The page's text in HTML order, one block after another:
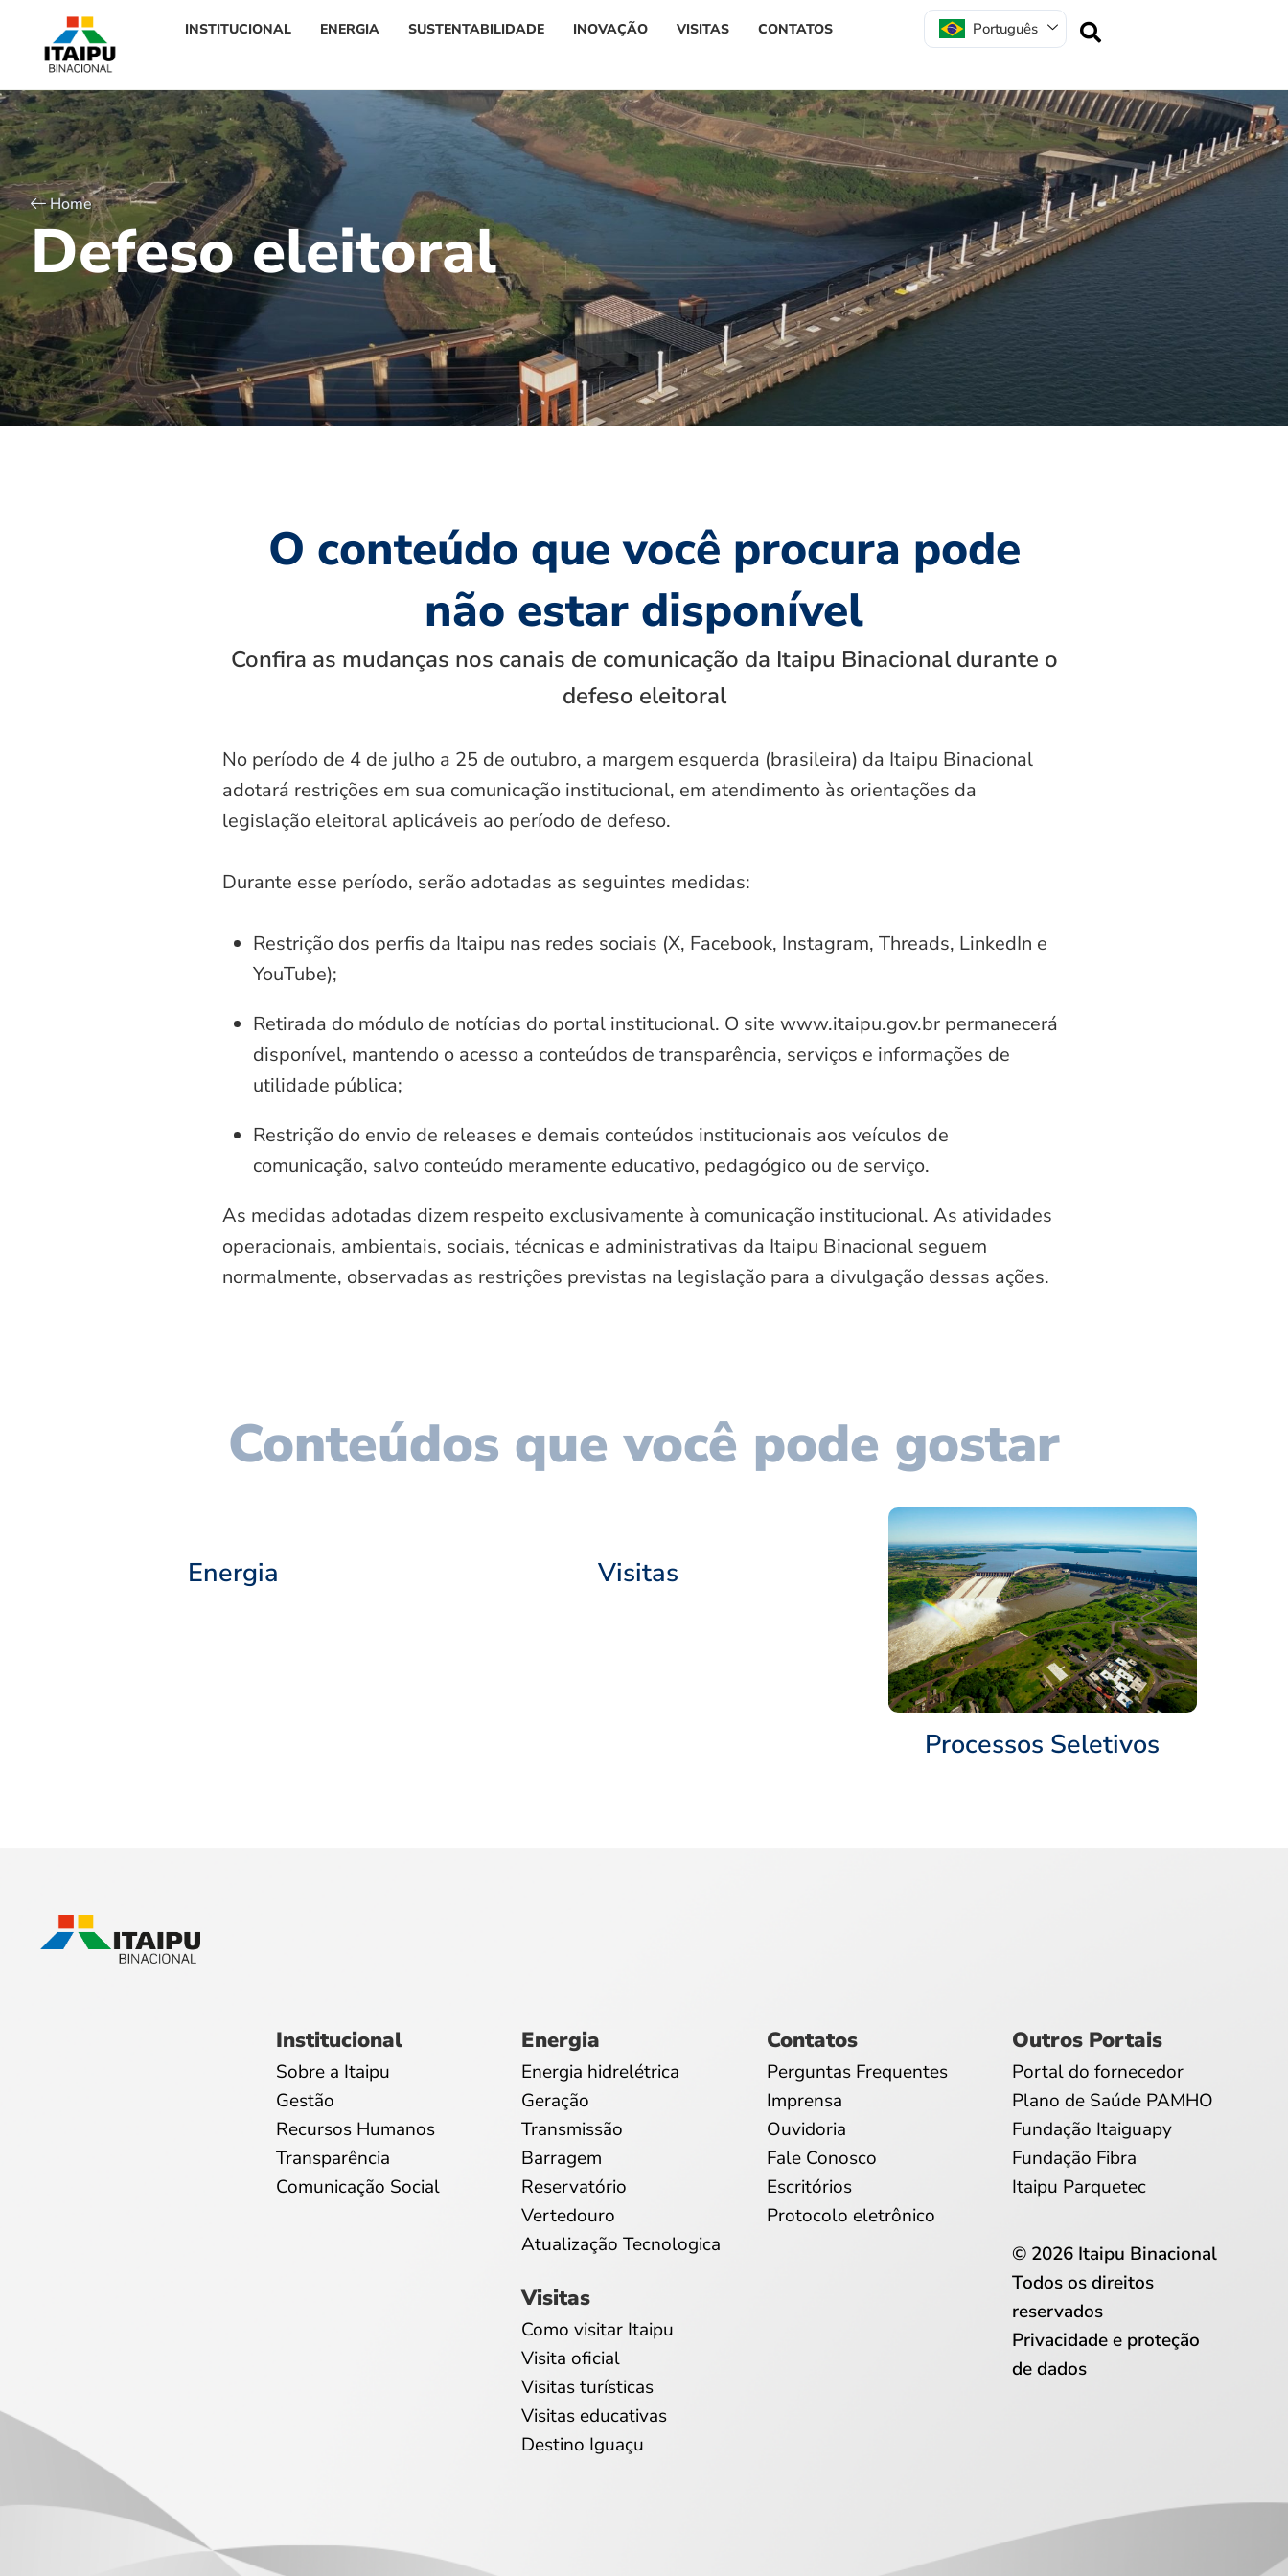
INSTITUCIONAL ENERGIA SUSTENTABILIDADE INOVAÇÃO VISITAS CONTATOS Português
Home
Defeso eleitoral
O conteúdo que você procura pode
não estar disponível
Confira as mudanças nos canais de comunicação da Itaipu Binacional durante o
defeso eleitoral
No período de 4 de julho a 25 de outubro, a margem esquerda (brasileira) da Itaipu Binacional
adotará restrições em sua comunicação institucional, em atendimento às orientações da
legislação eleitoral aplicáveis ao período de defeso.
Durante esse período, serão adotadas as seguintes medidas:
Restrição dos perfis da Itaipu nas redes sociais (X, Facebook, Instagram, Threads, LinkedIn e
YouTube);
Retirada do módulo de notícias do portal institucional. O site www.itaipu.gov.br permanecerá
disponível, mantendo o acesso a conteúdos de transparência, serviços e informações de
utilidade pública;
Restrição do envio de releases e demais conteúdos institucionais aos veículos de
comunicação, salvo conteúdo meramente educativo, pedagógico ou de serviço.
As medidas adotadas dizem respeito exclusivamente à comunicação institucional. As atividades
operacionais, ambientais, sociais, técnicas e administrativas da Itaipu Binacional seguem
normalmente, observadas as restrições previstas na legislação para a divulgação dessas ações.
Conteúdos que você pode gostar
Energia Visitas
Processos Seletivos
Institucional
Sobre a Itaipu
Gestão
Recursos Humanos
Transparência
Comunicação Social
Energia
Energia hidrelétrica
Geração
Transmissão
Barragem
Reservatório
Vertedouro
Atualização Tecnologica
Visitas
Como visitar Itaipu
Visita oficial
Visitas turísticas
Visitas educativas
Destino Iguaçu
Contatos
Perguntas Frequentes
Imprensa
Ouvidoria
Fale Conosco
Escritórios
Protocolo eletrônico
Outros Portais
Portal do fornecedor
Plano de Saúde PAMHO
Fundação Itaiguapy
Fundação Fibra
Itaipu Parquetec
© 2026 Itaipu Binacional
Todos os direitos
reservados
Privacidade e proteção
de dados